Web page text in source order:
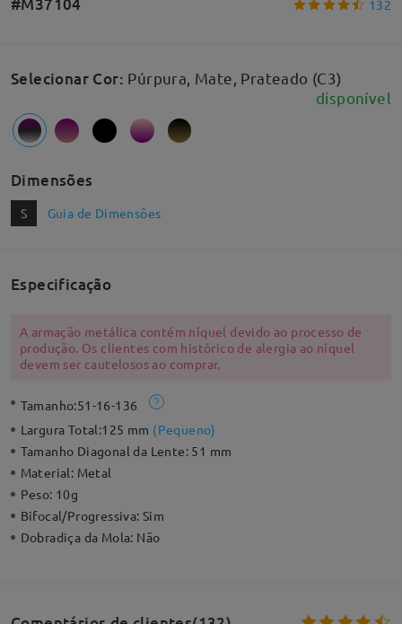
132
Selecionar Cor: Púrpura, Mate, Prateado (C3)
disponível
Dimensões
S Guia de Dimensões
Especificação
A armação metálica contém níquel devido ao processo de
produção. Os clientes com histórico de alergia ao níquel
devem ser cautelosos ao comprar.
Tamanho:51-16-136
Largura Total:125 mm (Pequeno)
Tamanho Diagonal da Lente: 51 mm
Material: Metal
Peso: 10g
Bifocal/Progressiva:Sim
Dobradiça da Mola: Não